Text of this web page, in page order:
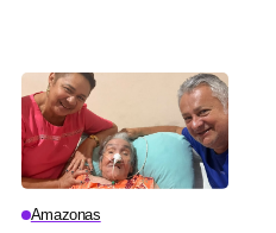
Amazonas